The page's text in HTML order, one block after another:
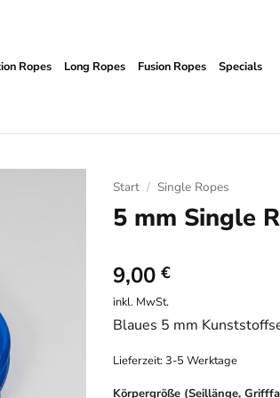
Ropes Long Ropes Fusion Ropes Specials
Start / Single Ropes
5 mm Single
9,00 €
inkl. MwSt.
Blaues 5 mm
Lieferzeit:3-5 Werktage
Körpergröße (Seillänge,